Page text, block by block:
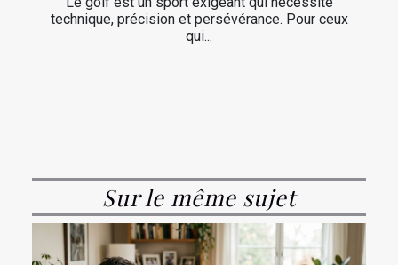
technique, précision et persévérance. Pour ceux
qui...
Sur le même sujet